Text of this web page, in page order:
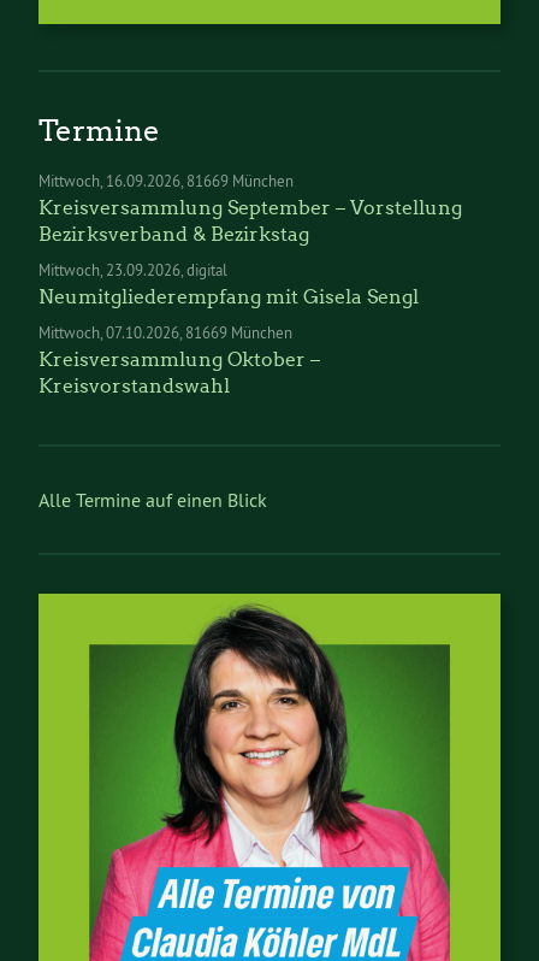
Termine
Mittwoch 16.09.2026 81669 München
Kreisversammlung September – Vorstellung
Bezirksverband & Bezirkstag
Mittwoch 23.09.2026 digital
Neumitgliederempfang mit Gisela Sengl
Mittwoch 07.10.2026 81669 München
Kreisversammlung Oktober –
Kreisvorstandswahl
Alle Termine auf einen Blick